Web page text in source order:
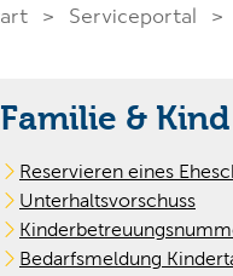
Serviceportal
Was suchen Sie?
Familie & Kind
Reservieren eines
Unterhaltsvorschuss
Bedarfsmeldung